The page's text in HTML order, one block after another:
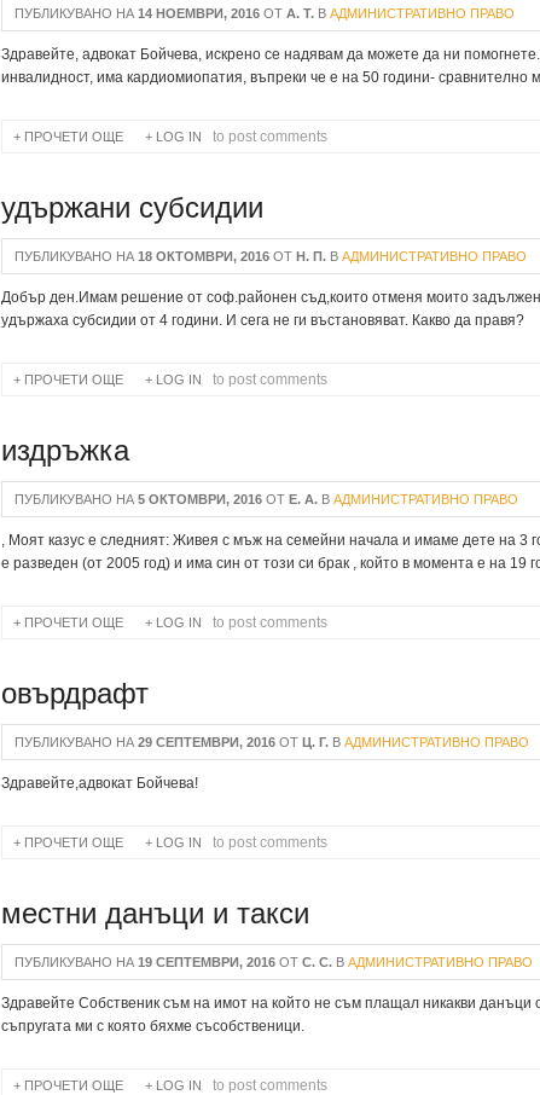
ПУБЛИКУВАНО НА 14 НОЕМВРИ, 2016 ОТ А. Т. В АДМИНИСТРАТИВНО ПРАВО
Здравейте, адвокат Бойчева, искрено се надявам да можете да ни
инвалидност, има кардиомиопатия, въпреки че е на 50 години- сравнително
ПРОЧЕТИ ОЩЕ ABOUT ОБЖАЛВАНЕ ПРЕД НЕЛК
LOG IN to post comments
удържани субсидии
ПУБЛИКУВАНО НА 18 ОКТОМВРИ, 2016 ОТ Н. П. В АДМИНИСТРАТИВНО ПРАВО
Добър ден.Имам решение от соф.районен съд,които отменя моито
удържаха субсидии от 4 години. И сега не ги въстановяват. Какво да правя?
ПРОЧЕТИ ОЩЕ ABOUT УДЪРЖАНИ СУБСИДИИ
LOG IN to post comments
издръжка
ПУБЛИКУВАНО НА 5 ОКТОМВРИ, 2016 ОТ Е. А. В АДМИНИСТРАТИВНО ПРАВО
, Моят казус е следният: Живея с мъж на семейни начала и имаме дете на 3
е разведен (от 2005 год) и има син от този си брак , който в момента е на 19
ПРОЧЕТИ ОЩЕ ABOUT ИЗДРЪЖКА
LOG IN to post comments
овърдрафт
ПУБЛИКУВАНО НА 29 СЕПТЕМВРИ, 2016 ОТ Ц. Г. В АДМИНИСТРАТИВНО ПРАВО
Здравейте,адвокат Бойчева!
ПРОЧЕТИ ОЩЕ ABOUT ОВЪРДРАФТ
LOG IN to post comments
местни данъци и такси
ПУБЛИКУВАНО НА 19 СЕПТЕМВРИ, 2016 ОТ С. С. В АДМИНИСТРАТИВНО ПРАВО
Здравейте Собственик съм на имот на който не съм плащал никакви данъци
съпругата ми с която бяхме съсобственици.
ПРОЧЕТИ ОЩЕ ABOUT МЕСТНИ ДАНЪЦИ И ТАКСИ
LOG IN to post comments